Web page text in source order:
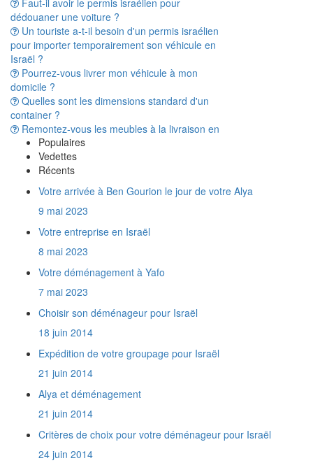
Un touriste a-t-il besoin d'un permis israélien
pour importer temporairement son véhicule en
Israël ?
Pourrez-vous livrer mon véhicule à mon
domicile ?
Quelles sont les dimensions standard d'un
container ?
Remontez-vous les meubles à la livraison en
Israël ?
A t'on vraiment besoin d'avoir une Téoudat
Zéouth pour dédouaner son déménagement
en Israël ?
Combien de temps prend le transport d'un
conteneur entre la France et Israël ?
comme un véhicule par la douane israélienne ?
Quels documents fournir pour importer de la
marchandise en Israël ?
Que représente un mètre cube ?
Y a t'il des produits interdits à l'import en
Israël ?
Isradem est elle agréée par l'Agence Juive
Quel est votre prix au mètre cube de Paris à
Raanana ?
immigrant ?
Nous faisons notre Alyah et sommes
amateurs de Télé. Nous voulons importer en
Israël 4 TV, autant de lecteurs de DVD et de
Home Cinémas. Comment serons-nous taxés
Populaires
Vedettes
Récents
Votre arrivée à Ben Gourion le jour de votre Alya
9 mai 2023
Votre entreprise en Israël
8 mai 2023
Votre déménagement à Yafo
7 mai 2023
Choisir son déménageur pour Israël
18 juin 2014
Expédition de votre groupage pour Israël
21 juin 2014
Alya et déménagement
21 juin 2014
Critères de choix pour votre déménageur pour Israël
24 juin 2014